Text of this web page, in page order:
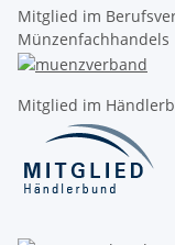
Mitglied im
Münzenfachhandels
Mitglied im